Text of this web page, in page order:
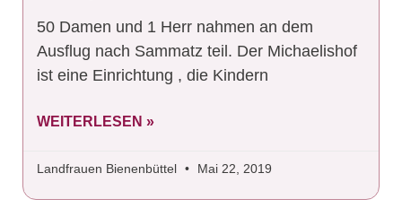
50 Damen und 1 Herr nahmen an dem
Ausflug nach Sammatz teil. Der Michaelishof
ist eine Einrichtung , die Kindern
WEITERLESEN »
Landfrauen Bienenbüttel Mai 22, 2019